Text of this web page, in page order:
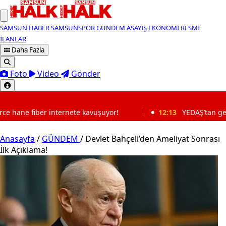
SAMSUN HABERSAMSUNSPORGÜNDEM ASAYİŞ EKONOMİ RESMİ
İLANLAR
Daha Fazla
Foto Video Gönder
kavuşuyor! 12:13 YEDAŞ’tan genç yeteneklere
Anasayfa / GÜNDEM / Devlet Bahçeli’den Ameliyat Sonrası
İlk Açıklama!